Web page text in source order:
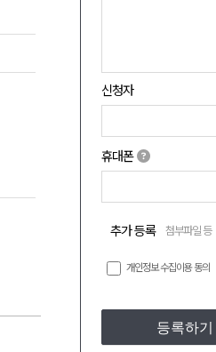
신청자
휴대폰
추가 등록 첨부파일 등
개인정보 수집이용 동의
등록하기